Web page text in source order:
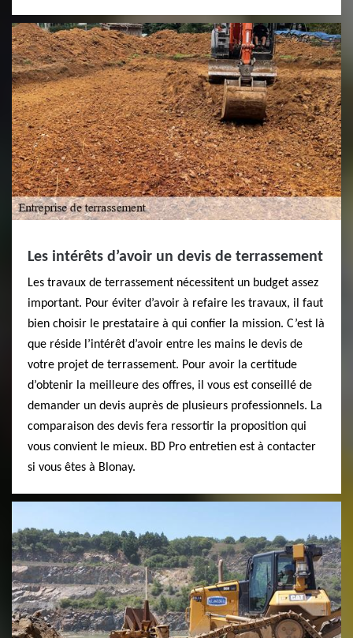
Les intérêts d’avoir un devis de terrassement
Les travaux de terrassement nécessitent un budget assez
important. Pour éviter d’avoir à refaire les travaux, il faut
bien choisir le prestataire à qui confier la mission. C’est là
que réside l’intérêt d’avoir entre les mains le devis de
votre projet de terrassement. Pour avoir la certitude
d’obtenir la meilleure des offres, il vous est conseillé de
demander un devis auprès de plusieurs professionnels. La
comparaison des devis fera ressortir la proposition qui
vous convient le mieux. BD Pro entretien est à contacter
si vous êtes à Blonay.